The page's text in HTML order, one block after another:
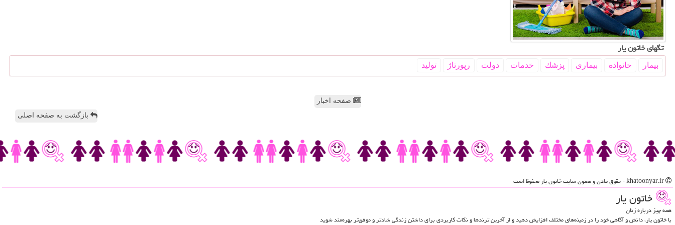
تگهای خاتون یار
بیمار خانواده بیماری پزشك خدمات دولت رپورتاژ تولید
صفحه اخبار
بازگشت به صفحه اصلی
خاتون یار
همه چیز درباره زنان
با خاتون یار، دانش و آگاهی خود را در زمینه‌های مختلف افزایش دهید و از آخرین ترندها و نکات کاربردی برای داشتن زندگی شادتر و موفق‌تر بهره‌مند شوید